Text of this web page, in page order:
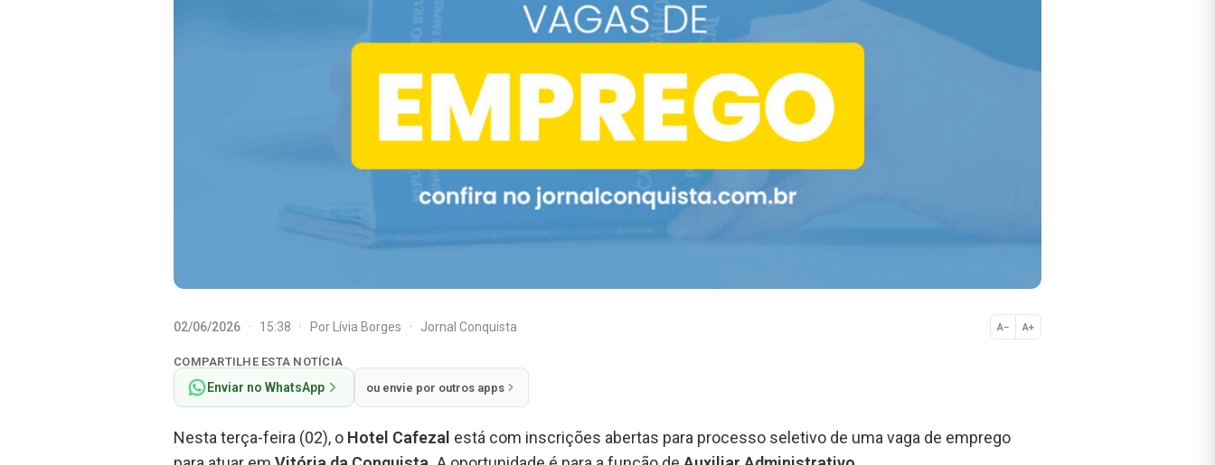
02/06/2026 · 15:38 · Por Lívia Borges · Jornal Conquista A− A+
Normal
COMPARTILHE ESTA NOTÍCIA
Enviar no WhatsApp ou envie por outros apps
Nesta terça-feira (02), o Hotel Cafezal está com inscrições abertas para processo seletivo de uma vaga de emprego